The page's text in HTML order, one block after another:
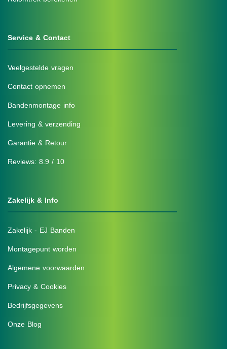
Service & Contact
Veelgestelde vragen
Contact opnemen
Bandenmontage info
Levering & verzending
Garantie & Retour
Reviews: 8.9 / 10
Zakelijk & Info
Zakelijk - EJ Banden
Montagepunt worden
Algemene voorwaarden
Privacy & Cookies
Bedrijfsgegevens
Onze Blog